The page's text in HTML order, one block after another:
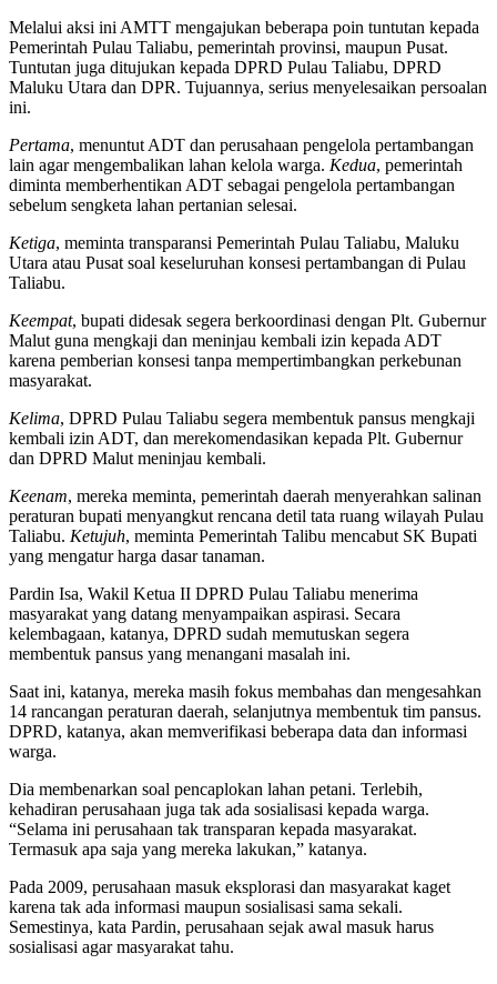
Melalui aksi ini AMTT mengajukan beberapa poin tuntutan kepada
Pemerintah Pulau Taliabu, pemerintah provinsi, maupun Pusat.
Tuntutan juga ditujukan kepada DPRD Pulau Taliabu, DPRD
Maluku Utara dan DPR. Tujuannya, serius menyelesaikan persoalan
ini.
Pertama, menuntut ADT dan perusahaan pengelola pertambangan
lain agar mengembalikan lahan kelola warga. Kedua, pemerintah
diminta memberhentikan ADT sebagai pengelola pertambangan
sebelum sengketa lahan pertanian selesai.
Ketiga, meminta transparansi Pemerintah Pulau Taliabu, Maluku
Utara atau Pusat soal keseluruhan konsesi pertambangan di Pulau
Taliabu.
Keempat, bupati didesak segera berkoordinasi dengan Plt. Gubernur
Malut guna mengkaji dan meninjau kembali izin kepada ADT
karena pemberian konsesi tanpa mempertimbangkan perkebunan
masyarakat.
Kelima, DPRD Pulau Taliabu segera membentuk pansus mengkaji
kembali izin ADT, dan merekomendasikan kepada Plt. Gubernur
dan DPRD Malut meninjau kembali.
Keenam, mereka meminta, pemerintah daerah menyerahkan salinan
peraturan bupati menyangkut rencana detil tata ruang wilayah Pulau
Taliabu. Ketujuh, meminta Pemerintah Talibu mencabut SK Bupati
yang mengatur harga dasar tanaman.
Pardin Isa, Wakil Ketua II DPRD Pulau Taliabu menerima
masyarakat yang datang menyampaikan aspirasi. Secara
kelembagaan, katanya, DPRD sudah memutuskan segera
membentuk pansus yang menangani masalah ini.
Saat ini, katanya, mereka masih fokus membahas dan mengesahkan
14 rancangan peraturan daerah, selanjutnya membentuk tim pansus.
DPRD, katanya, akan memverifikasi beberapa data dan informasi
warga.
Dia membenarkan soal pencaplokan lahan petani. Terlebih,
kehadiran perusahaan juga tak ada sosialisasi kepada warga.
“Selama ini perusahaan tak transparan kepada masyarakat.
Termasuk apa saja yang mereka lakukan,” katanya.
Pada 2009, perusahaan masuk eksplorasi dan masyarakat kaget
karena tak ada informasi maupun sosialisasi sama sekali.
Semestinya, kata Pardin, perusahaan sejak awal masuk harus
sosialisasi agar masyarakat tahu.